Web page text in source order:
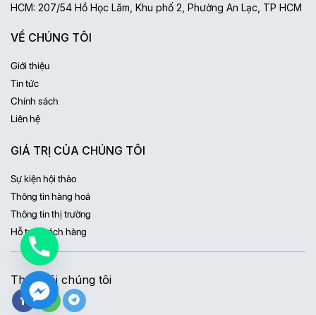
HCM: 207/54 Hồ Học Lãm, Khu phố 2, Phường An Lạc, TP HCM
VỀ CHÚNG TÔI
Giới thiệu
Tin tức
Chính sách
Liên hệ
GIÁ TRỊ CỦA CHÚNG TÔI
Sự kiện hội thảo
Thông tin hàng hoá
Thông tin thị trường
Hỗ trợ khách hàng
Theo dõi chúng tôi